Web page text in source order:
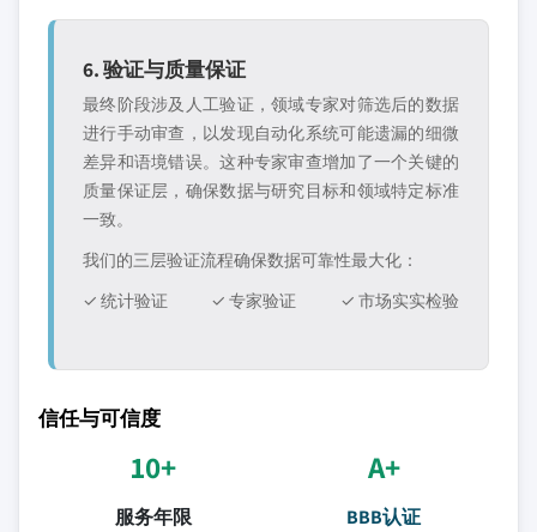
6. 验证与质量保证
最终阶段涉及人工验证，领域专家对筛选后的数据
进行手动审查，以发现自动化系统可能遗漏的细微
差异和语境错误。这种专家审查增加了一个关键的
质量保证层，确保数据与研究目标和领域特定标准
一致。
我们的三层验证流程确保数据可靠性最大化：
✓ 统计验证
✓ 专家验证 ✓ 市场实实检验
信任与可信度
10+
服务年限
A+
BBB认证